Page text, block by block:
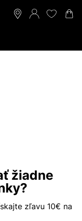
žiadne
zľavu 10€ na